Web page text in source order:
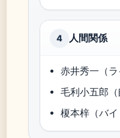
4 人間関係
赤井秀一（
毛利小五郎（
榎本梓（バ